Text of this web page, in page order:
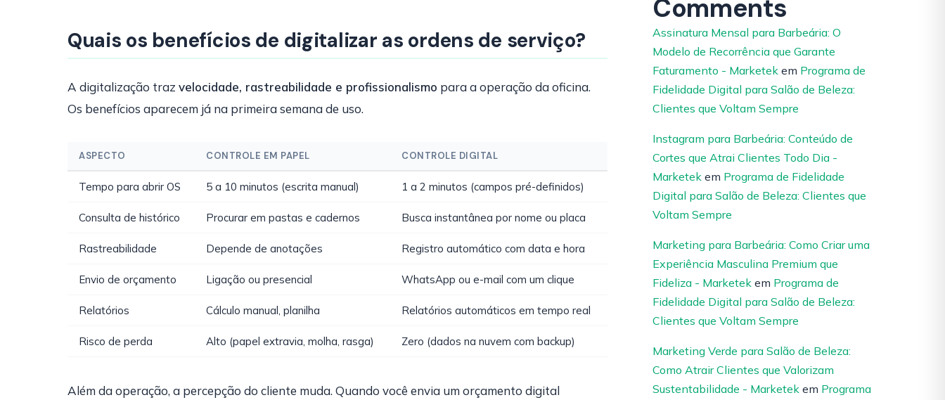
Quais os benefícios de digitalizar as ordens de serviço?
A digitalização traz velocidade, rastreabilidade e profissionalismo para a operação da oficina.
Os benefícios aparecem já na primeira semana de uso.
ASPECTO CONTROLE EM PAPEL CONTROLE DIGITAL
Tempo para abrir OS 5 a 10 minutos (escrita manual) 1 a 2 minutos (campos pré-definidos)
Consulta de histórico Procurar em pastas e cadernos Busca instantânea por nome ou placa
Rastreabilidade Depende de anotações Registro automático com data e hora
Envio de orçamento Ligação ou presencial WhatsApp ou e-mail com um clique
Relatórios Cálculo manual, planilha Relatórios automáticos em tempo real
Risco de perda Alto (papel extravia, molha, rasga) Zero (dados na nuvem com backup)
Além da operação, a percepção do cliente muda. Quando você envia um orçamento digital
Comments
Assinatura Mensal para Barbeária: O
Modelo de Recorrência que Garante
Faturamento - Marketek em Programa de
Fidelidade Digital para Salão de Beleza:
Clientes que Voltam Sempre
Instagram para Barbeária: Conteúdo de
Cortes que Atrai Clientes Todo Dia -
Marketek em Programa de Fidelidade
Digital para Salão de Beleza: Clientes que
Voltam Sempre
Marketing para Barbeária: Como Criar uma
Experiência Masculina Premium que
Fideliza - Marketek em Programa de
Fidelidade Digital para Salão de Beleza:
Clientes que Voltam Sempre
Marketing Verde para Salão de Beleza:
Como Atrair Clientes que Valorizam
Sustentabilidade - Marketek em Programa